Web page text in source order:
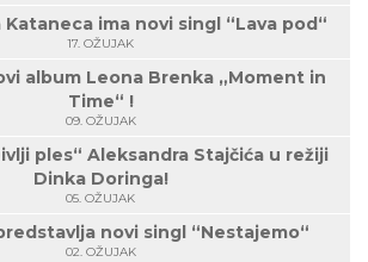
ima novi singl “Lava pod“
17. OŽUJAK
album Leona Brenka „Moment in
Time“ !
09. OŽUJAK
ples“ Aleksandra Stajčića u režiji
Dinka Doringa!
05. OŽUJAK
novi singl “Nestajemo“
02. OŽUJAK